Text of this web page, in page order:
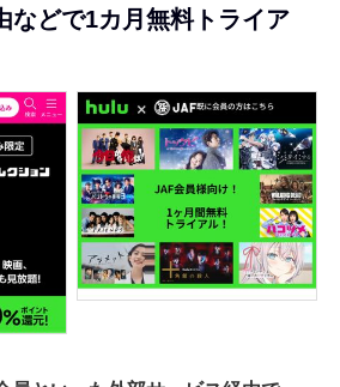
などで1カ月無料トライア